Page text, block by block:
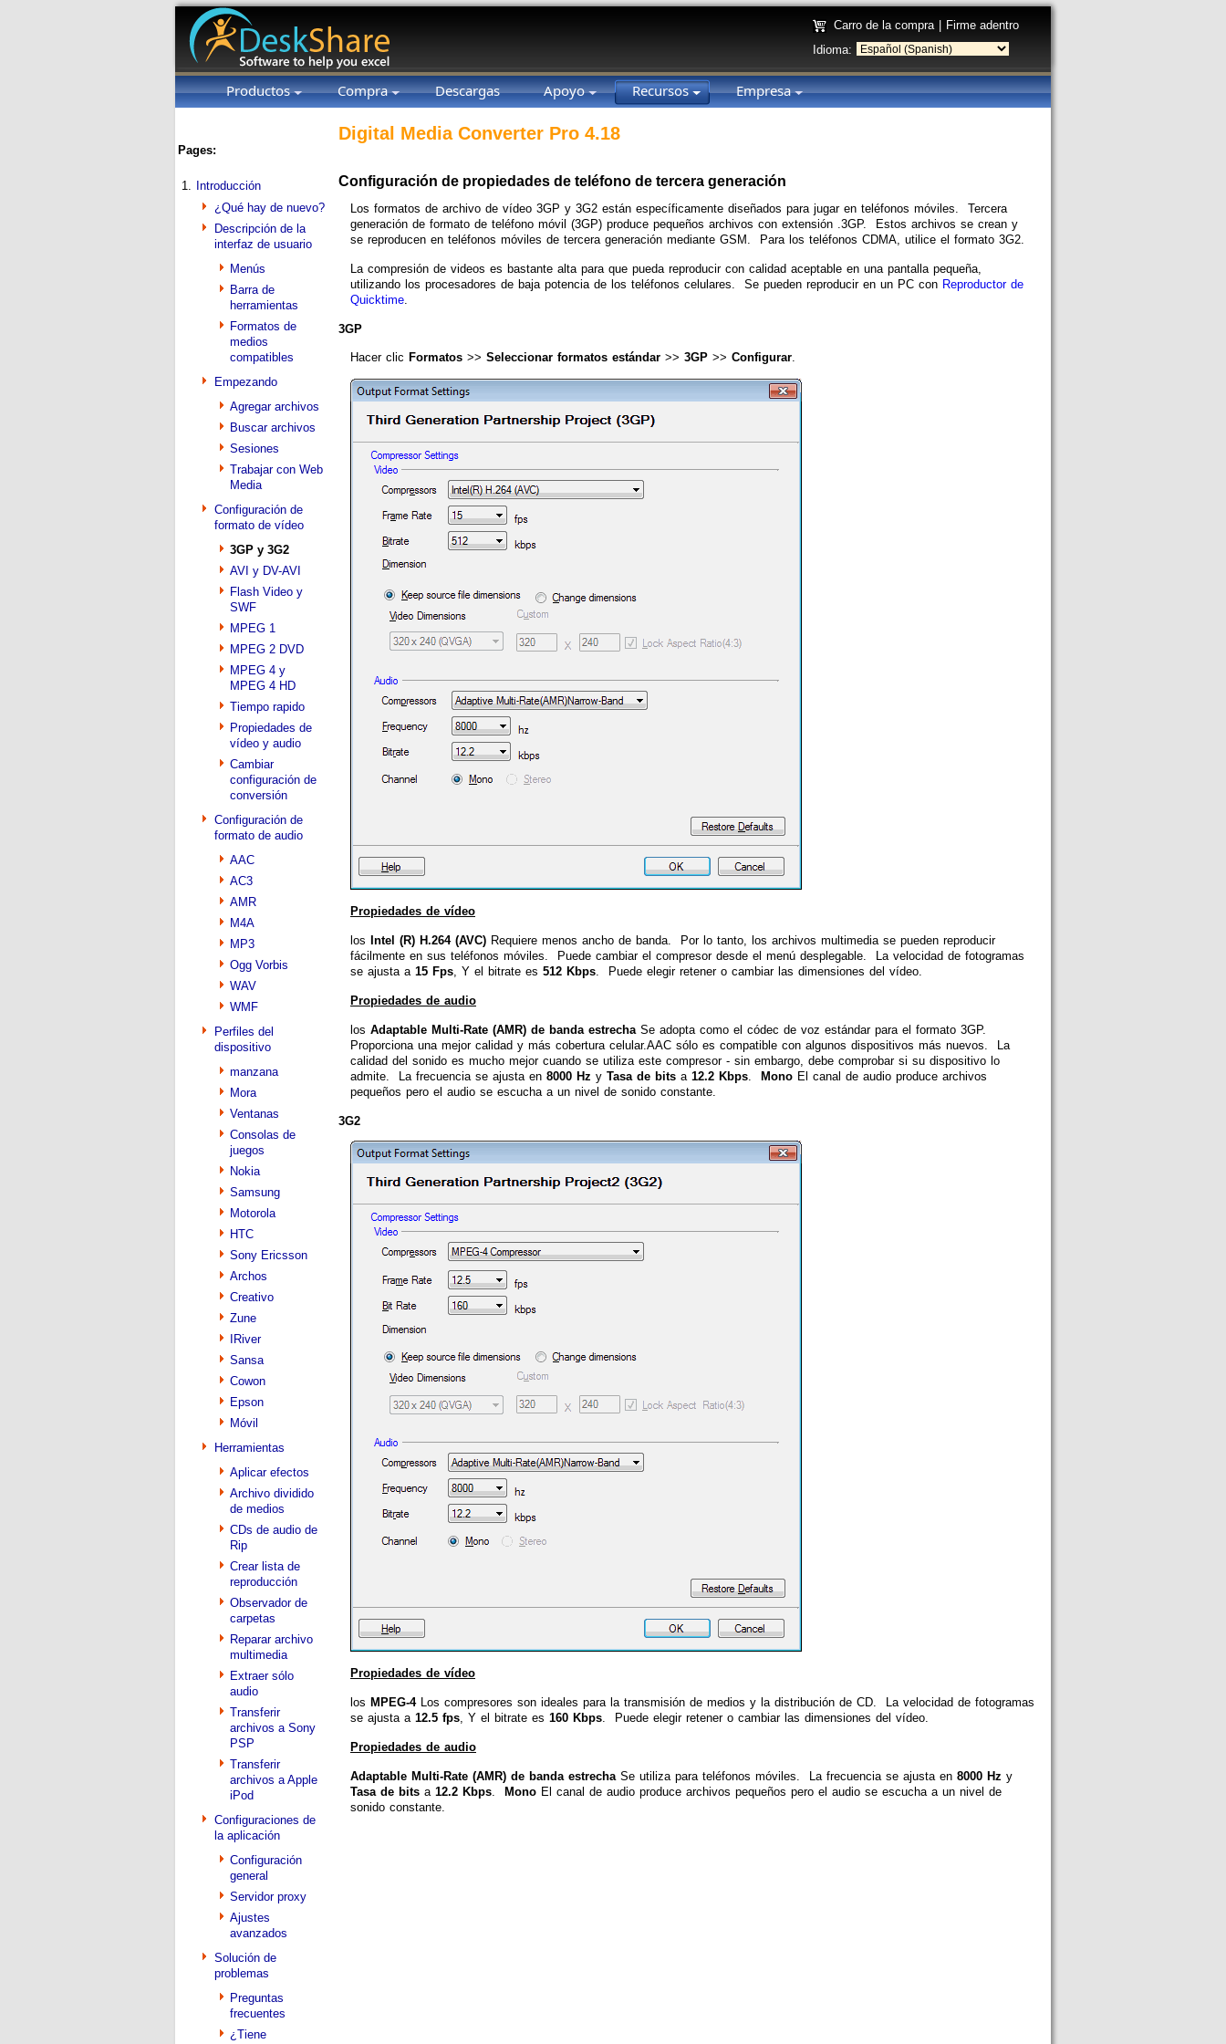
Carro de la compra
Firme adentro
Idioma:
Productos Compra Descargas Apoyo Recursos Empresa
Pages:
1.
Introducción
¿Qué hay de nuevo?
Descripción de la
interfaz de usuario
Menús
Barra de
herramientas
Formatos de
medios
compatibles
Empezando
Agregar archivos
Buscar archivos
Sesiones
Trabajar con Web
Media
Configuración de
formato de vídeo
3GP y 3G2
AVI y DV-AVI
Flash Video y
SWF
MPEG 1
MPEG 2 DVD
MPEG 4 y
MPEG 4 HD
Tiempo rapido
Propiedades de
vídeo y audio
Cambiar
configuración de
conversión
Configuración de
formato de audio
AAC
AC3
AMR
M4A
MP3
Ogg Vorbis
WAV
WMF
Perfiles del
dispositivo
manzana
Mora
Ventanas
Consolas de
juegos
Nokia
Samsung
Motorola
HTC
Sony Ericsson
Archos
Creativo
Zune
IRiver
Sansa
Cowon
Epson
Móvil
Herramientas
Aplicar efectos
Archivo dividido
de medios
CDs de audio de
Rip
Crear lista de
reproducción
Observador de
carpetas
Reparar archivo
multimedia
Extraer sólo
audio
Transferir
archivos a Sony
PSP
Transferir
archivos a Apple
iPod
Configuraciones de
la aplicación
Configuración
general
Servidor proxy
Ajustes
avanzados
Solución de
problemas
Preguntas
frecuentes
¿Tiene
Digital Media Converter Pro 4.18
Configuración de propiedades de teléfono de tercera generación
Los formatos de archivo de vídeo 3GP y 3G2 están específicamente diseñados para jugar en teléfonos móviles. Tercera
generación de formato de teléfono móvil (3GP) produce pequeños archivos con extensión .3GP. Estos archivos se crean y
se reproducen en teléfonos móviles de tercera generación mediante GSM. Para los teléfonos CDMA, utilice el formato 3G2.
La compresión de videos es bastante alta para que pueda reproducir con calidad aceptable en una pantalla pequeña,
utilizando los procesadores de baja potencia de los teléfonos celulares. Se pueden reproducir en un PC con Reproductor de
Quicktime.
3GP
Hacer clic Formatos >> Seleccionar formatos estándar >> 3GP >> Configurar
Propiedades de vídeo
los Intel (R) H.264 (AVC) Requiere menos ancho de banda. Por lo tanto, los archivos multimedia se pueden reproducir
fácilmente en sus teléfonos móviles. Puede cambiar el compresor desde el menú desplegable. La velocidad de fotogramas
se ajusta a 15 Fps , Y el bitrate es 512 Kbps . Puede elegir retener o cambiar las dimensiones del vídeo.
Propiedades de audio
los Adaptable Multi-Rate (AMR) de banda estrecha Se adopta como el códec de voz estándar para el formato 3GP.
Proporciona una mejor calidad y más cobertura celular.AAC sólo es compatible con algunos dispositivos más nuevos. La
calidad del sonido es mucho mejor cuando se utiliza este compresor - sin embargo, debe comprobar si su dispositivo lo
admite. La frecuencia se ajusta en 8000 Hz y Tasa de bits a 12.2 Kbps Mono El canal de audio produce archivos
pequeños pero el audio se escucha a un nivel de sonido constante.
3G2
Propiedades de vídeo
los MPEG-4Los compresores son ideales para la transmisión de medios y la distribución de CD. La velocidad de fotogramas
se ajusta a 12.5 fps , Y el bitrate es 160 Kbps . Puede elegir retener o cambiar las dimensiones del vídeo.
Propiedades de audio
Adaptable Multi-Rate (AMR) de banda estrecha Se utiliza para teléfonos móviles. La frecuencia se ajusta en 8000 Hz y
Tasa de bits a 12.2 Kbps Mono El canal de audio produce archivos pequeños pero el audio se escucha a un nivel de
sonido constante.